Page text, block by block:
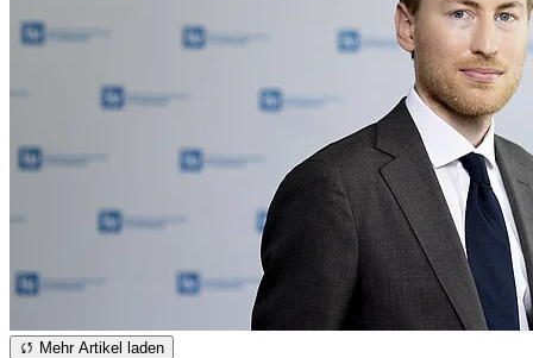
Mehr Artikel laden